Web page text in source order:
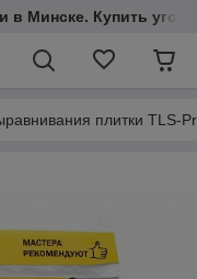
Минске. Купить
плитки TLS-